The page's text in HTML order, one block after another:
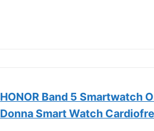
HONOR Band 5 Smartwatch
Donna Smart Watch